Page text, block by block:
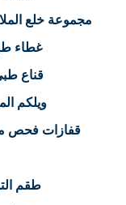
مجموعة خلع
غطاء
قناع
ويلكم
قفازات فحص
طقم